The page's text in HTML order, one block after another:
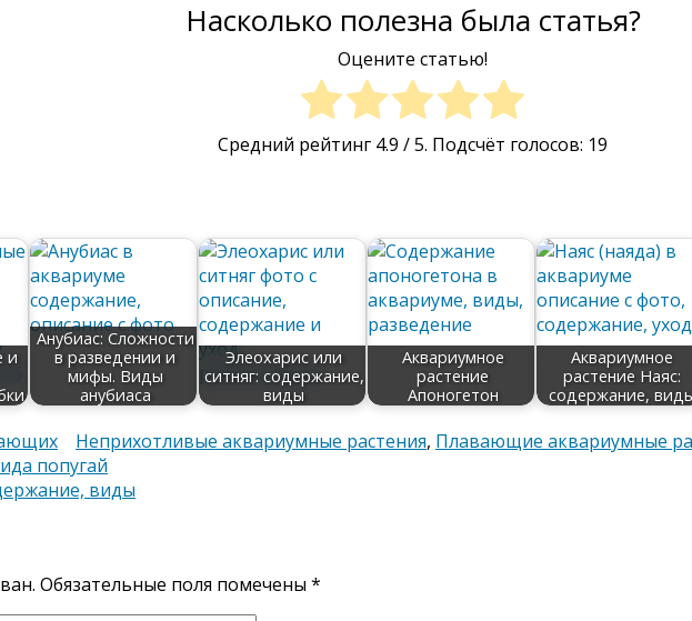
Насколько полезна была статья?
Оцените статью!
Средний рейтинг 4.9 / 5. Подсчёт голосов: 19
и
Анубиас: Сложности
в разведении и
мифы. Виды
анубиаса
Элеохарис или
ситняг: содержание,
виды
Аквариумное
растение
Апоногетон
Аквариумное
растение Наяс:
содержание,
Неприхотливые аквариумные растения, Плавающие аквариумные
попугай
виды
Обязательные поля помечены *